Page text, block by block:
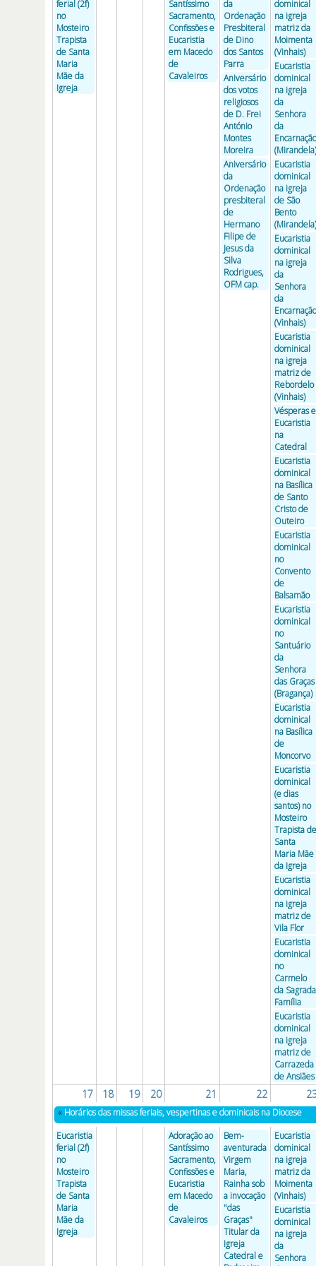
ferial (2f)
no
Mosteiro
Trapista
de Santa
Maria
Mãe da
Igreja
Santíssimo
Sacramento,
Confissões e
Eucaristia
em Macedo
de
Cavaleiros
da
Ordenação
Presbiteral
de Dino
dos Santos
Parra
Aniversário
dos votos
religiosos
de D. Frei
António
Montes
Moreira
Aniversário
da
Ordenação
presbiteral
de
Hermano
Filipe de
Jesus da
Silva
Rodrigues,
OFM cap.
dominical
na igreja
matriz da
Moimenta
(Vinhais)
Eucaristia
dominical
na igreja
da
Senhora
da
Encarnação
(Mirandela)
Eucaristia
dominical
na igreja
de São
Bento
(Mirandela)
Eucaristia
dominical
na igreja
da
Senhora
da
Encarnação
(Vinhais)
Eucaristia
dominical
na igreja
matriz de
Rebordelo
(Vinhais)
Vésperas e
Eucaristia
na
Catedral
Eucaristia
dominical
na Basílica
de Santo
Cristo de
Outeiro
Eucaristia
dominical
no
Convento
de
Balsamão
Eucaristia
dominical
no
Santuário
da
Senhora
das Graças
(Bragança)
Eucaristia
dominical
na Basílica
de
Moncorvo
Eucaristia
dominical
(e dias
santos) no
Mosteiro
Trapista de
Santa
Maria Mãe
da Igreja
Eucaristia
dominical
na igreja
matriz de
Vila Flor
Eucaristia
dominical
no
Carmelo
da Sagrada
Família
Eucaristia
dominical
na igreja
matriz de
Carrazeda
de Ansiães
17 18 19 20 21 22
« Horários das missas feriais, vespertinas e dominicais na Diocese
Eucaristia
ferial (2f)
no
Mosteiro
Trapista
de Santa
Maria
Mãe da
Igreja
Adoração ao
Santíssimo
Sacramento,
Confissões e
Eucaristia
em Macedo
de
Cavaleiros
Bem-
aventurada
Virgem
Maria,
Rainha sob
a invocação
"das
Graças"
Titular da
Igreja
Catedral e
Eucaristia
dominical
na igreja
matriz da
Moimenta
(Vinhais)
Eucaristia
dominical
na igreja
da
Senhora